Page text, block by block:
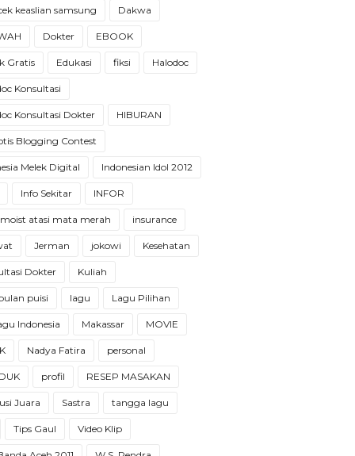
keaslian samsung Dakwa
Dokter EBOOK
Gratis Edukasi fiksi Halodoc
Konsultasi
Konsultasi Dokter HIBURAN
Blogging Contest
Melek Digital Indonesian Idol 2012
Info Sekitar INFOR
atasi mata merah insurance
Jerman jokowi Kesehatan
Dokter Kuliah
puisi lagu Lagu Pilihan
Indonesia Makassar MOVIE
Nadya Fatira personal
profil RESEP MASAKAN
Juara Sastra tangga lagu
Tips Gaul Video Klip